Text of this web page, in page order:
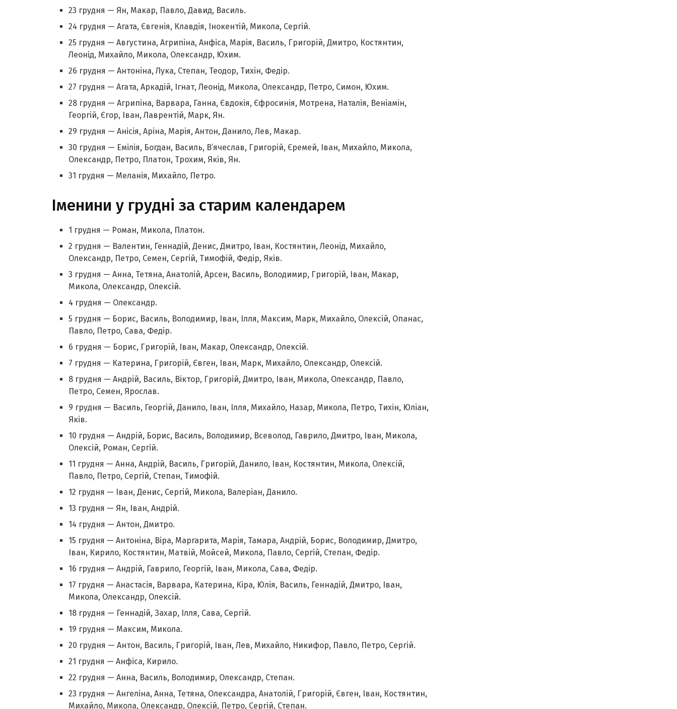
23 грудня — Ян, Макар, Павло, Давид, Василь.
24 грудня — Агата, Євгенія, Клавдія, Інокентій, Микола, Сергій.
25 грудня — Августина, Агрипіна, Анфіса, Марія, Василь, Григорій, Дмитро, Костянтин,
Леонід, Михайло, Микола, Олександр, Юхим.
26 грудня — Антоніна, Лука, Степан, Теодор, Тихін, Федір.
27 грудня — Агата, Аркадій, Ігнат, Леонід, Микола, Олександр, Петро, Симон, Юхим.
28 грудня — Агрипіна, Варвара, Ганна, Євдокія, Єфросинія, Мотрена, Наталія, Веніамін,
Георгій, Єгор, Іван, Лаврентій, Марк, Ян.
29 грудня — Анісія, Аріна, Марія, Антон, Данило, Лев, Макар.
30 грудня — Емілія, Богдан, Василь, В’ячеслав, Григорій, Єремей, Іван, Михайло, Микола,
Олександр, Петро, Платон, Трохим, Яків, Ян.
31 грудня — Меланія, Михайло, Петро.
Іменини у грудні за старим календарем
1 грудня — Роман, Микола, Платон.
2 грудня — Валентин, Геннадій, Денис, Дмитро, Іван, Костянтин, Леонід, Михайло,
Олександр, Петро, Семен, Сергій, Тимофій, Федір, Яків.
3 грудня — Анна, Тетяна, Анатолій, Арсен, Василь, Володимир, Григорій, Іван, Макар,
Микола, Олександр, Олексій.
4 грудня — Олександр.
5 грудня — Борис, Василь, Володимир, Іван, Ілля, Максим, Марк, Михайло, Олексій, Опанас,
Павло, Петро, Сава, Федір.
6 грудня — Борис, Григорій, Іван, Макар, Олександр, Олексій.
7 грудня — Катерина, Григорій, Євген, Іван, Марк, Михайло, Олександр, Олексій.
8 грудня — Андрій, Василь, Віктор, Григорій, Дмитро, Іван, Микола, Олександр, Павло,
Петро, Семен, Ярослав.
9 грудня — Василь, Георгій, Данило, Іван, Ілля, Михайло, Назар, Микола, Петро, Тихін, Юліан,
Яків.
10 грудня — Андрій, Борис, Василь, Володимир, Всеволод, Гаврило, Дмитро, Іван, Микола,
Олексій, Роман, Сергій.
11 грудня — Анна, Андрій, Василь, Григорій, Данило, Іван, Костянтин, Микола, Олексій,
Павло, Петро, Сергій, Степан, Тимофій.
12 грудня — Іван, Денис, Сергій, Микола, Валеріан, Данило.
13 грудня — Ян, Іван, Андрій.
14 грудня — Антон, Дмитро.
15 грудня — Антоніна, Віра, Маргарита, Марія, Тамара, Андрій, Борис, Володимир, Дмитро,
Іван, Кирило, Костянтин, Матвій, Мойсей, Микола, Павло, Сергій, Степан, Федір.
16 грудня — Андрій, Гаврило, Георгій, Іван, Микола, Сава, Федір.
17 грудня — Анастасія, Варвара, Катерина, Кіра, Юлія, Василь, Геннадій, Дмитро, Іван,
Микола, Олександр, Олексій.
18 грудня — Геннадій, Захар, Ілля, Сава, Сергій.
19 грудня — Максим, Микола.
20 грудня — Антон, Василь, Григорій, Іван, Лев, Михайло, Никифор, Павло, Петро, Сергій.
21 грудня — Анфіса, Кирило.
22 грудня — Анна, Василь, Володимир, Олександр, Степан.
23 грудня — Ангеліна, Анна, Тетяна, Олександра, Анатолій, Григорій, Євген, Іван, Костянтин,
Михайло, Микола, Олександр, Олексій, Петро, Сергій, Степан.